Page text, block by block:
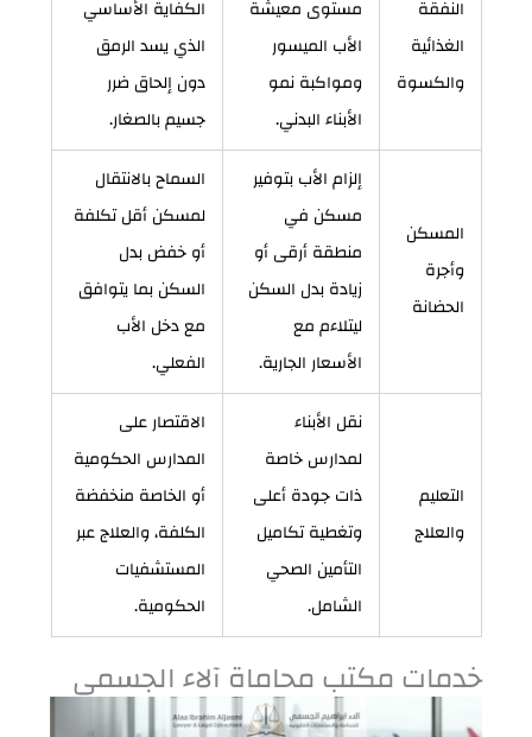
النفقة
الغذائية
والكسوة
مستوى معيشة
الأب الميسور
ومواكبة نمو
الأبناء البدني.
الكفاية الأساسي
الذي يسد الرمق
دون إلحاق ضرر
جسيم بالصغار.
المسكن
وأجرة
الحضانة
إلزام الأب بتوفير
مسكن في
منطقة أرقى أو
زيادة بدل السكن
ليتلاءم مع
الأسعار الجارية.
السماح بالانتقال
لمسكن أقل تكلفة
أو خفض بدل
السكن بما يتوافق
مع دخل الأب
الفعلي.
التعليم
والعلاج
نقل الأبناء
لمدارس خاصة
ذات جودة أعلى
وتغطية تكاميل
التأمين الصحي
الشامل.
الاقتصار على
المدارس الحكومية
أو الخاصة منخفضة
الكلفة، والعلاج عبر
المستشفيات
الحكومية.
خدمات مكتب محاماة آلاء الجسمي